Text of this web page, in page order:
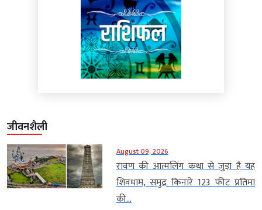
जीवनशैली
August 09, 2026
रावण की आत्मलिंग कथा से जुड़ा है यह
शिवधाम, समुद्र किनारे 123 फीट प्रतिमा
की...